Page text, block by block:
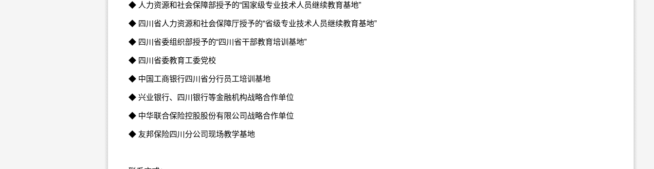
◆ 人力资源和社会保障部授予的“国家级专业技术人员继续教育基地”
◆ 四川省人力资源和社会保障厅授予的“省级专业技术人员继续教育基地”
◆ 四川省委组织部授予的“四川省干部教育培训基地”
◆ 四川省委教育工委党校
◆ 中国工商银行四川省分行员工培训基地
◆ 兴业银行、四川银行等金融机构战略合作单位
◆ 中华联合保险控股股份有限公司战略合作单位
◆ 友邦保险四川分公司现场教学基地